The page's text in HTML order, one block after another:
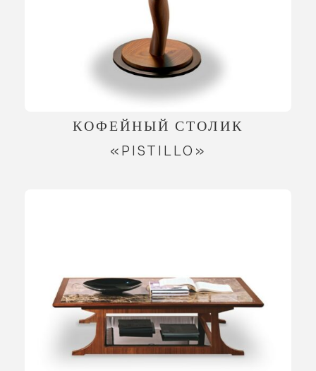
КОФЕЙНЫЙ СТОЛИК
«PISTILLO»